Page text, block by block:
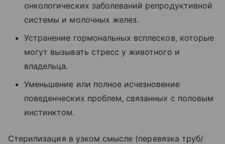
онкологических заболеваний репродуктивной
системы и молочных желез.
Устранение гормональных всплесков, которые
могут вызывать стресс у животного и
владельца.
Уменьшение или полное исчезновение
поведенческих проблем, связанных с половым
инстинктом.
Стерилизация в узком смысле (перевязка труб/